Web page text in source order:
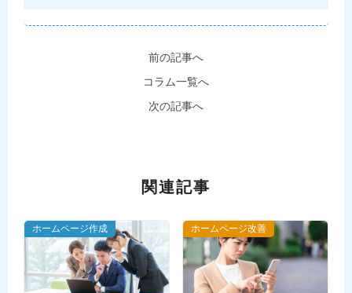
前の記事へ
コラム一覧へ
次の記事へ
関連記事
ホームページ作成 ホームページ改善